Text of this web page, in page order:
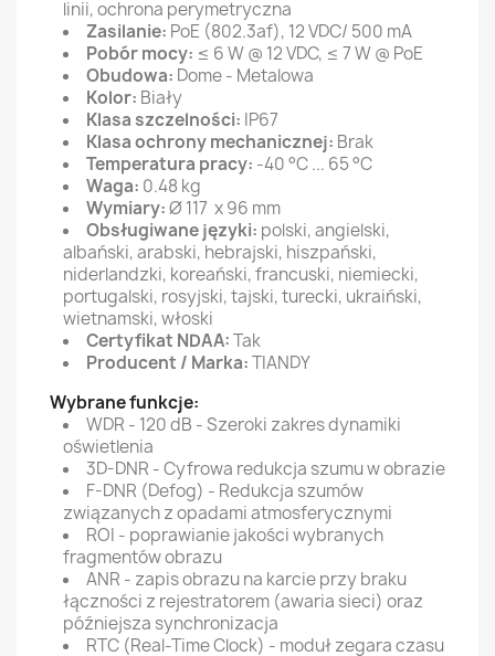
linii, ochrona perymetryczna
Zasilanie: PoE (802.3af), 12 VDC/ 500 mA
Pobór mocy: ≤ 6 W @ 12 VDC, ≤ 7 W @ PoE
Obudowa: Dome - Metalowa
Kolor: Biały
Klasa szczelności: IP67
Klasa ochrony mechanicznej: Brak
Temperatura pracy: -40 °C ... 65 °C
Waga: 0.48 kg
Wymiary:Ø 117 x 96 mm
Obsługiwane języki: polski, angielski,
albański, arabski, hebrajski, hiszpański,
niderlandzki, koreański, francuski, niemiecki,
portugalski, rosyjski, tajski, turecki, ukraiński,
wietnamski, włoski
Certyfikat NDAA:Tak
Producent / Marka:TIANDY
Wybrane funkcje:
WDR - 120 dB - Szeroki zakres dynamiki
oświetlenia
3D-DNR - Cyfrowa redukcja szumu w obrazie
F-DNR (Defog) - Redukcja szumów
związanych z opadami atmosferycznymi
ROI - poprawianie jakości wybranych
fragmentów obrazu
ANR - zapis obrazu na karcie przy braku
łączności z rejestratorem (awaria sieci) oraz
późniejsza synchronizacja
RTC (Real-Time Clock) - moduł zegara czasu